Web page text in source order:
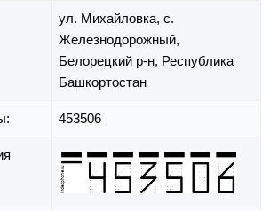
ул. Михайловка, с.
Железнодорожный,
Белорецкий р-н, Республика
Башкортостан
453506